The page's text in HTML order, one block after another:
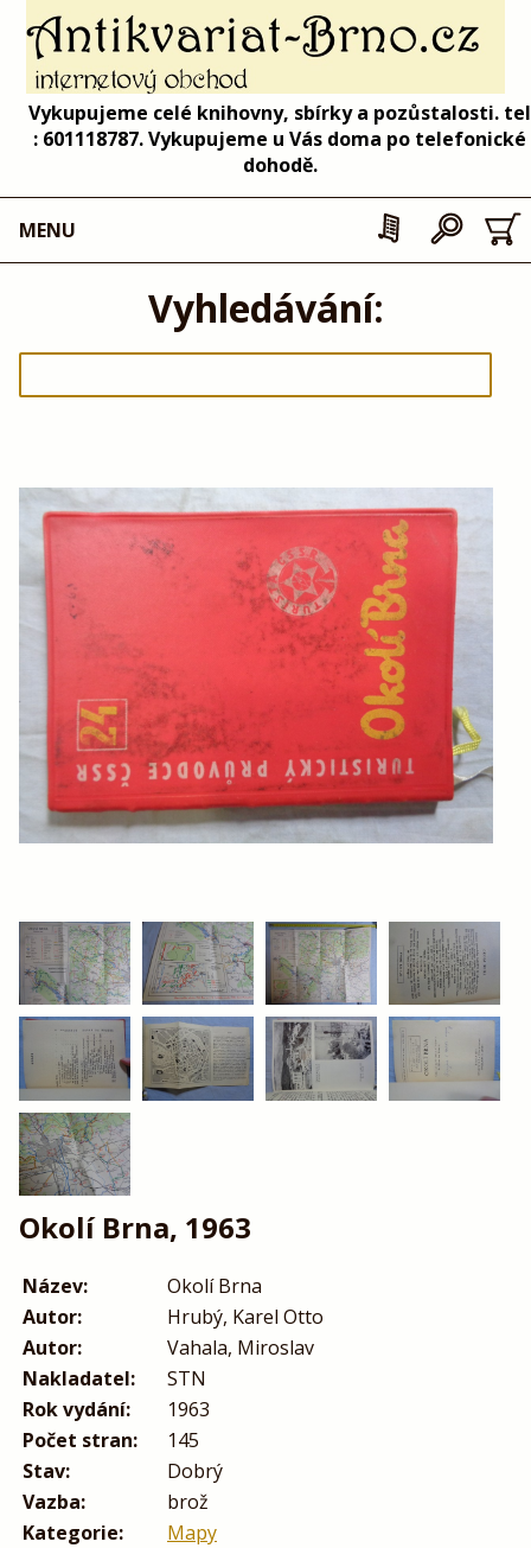
Vykupujeme celé knihovny, sbírky a pozůstalosti. tel
: 601118787. Vykupujeme u Vás doma po telefonické
dohodě.
MENU
Vyhledávání:
Okolí Brna, 1963
Název:
Okolí Brna
Autor:
Hrubý, Karel Otto
Autor:
Vahala, Miroslav
Nakladatel:
STN
Rok vydání:
1963
Počet stran:
145
Stav:
Dobrý
Vazba:
brož
Kategorie:
Mapy